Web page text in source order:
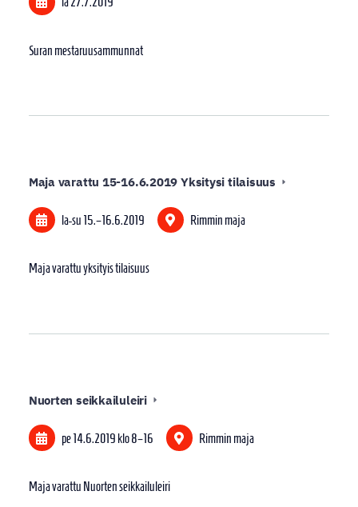
Suran mestaruusammunnat
Maja varattu 15-16.6.2019 Yksitysi tilaisuus
la-su 15.–16.6.2019 Rimmin maja
Maja varattu yksityis tilaisuus
Nuorten seikkailuleiri
pe 14.6.2019 klo 8–16 Rimmin maja
Maja varattu Nuorten seikkailuleiri